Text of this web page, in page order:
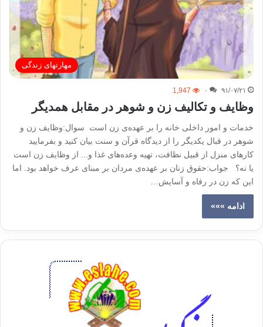
مهارتهای زندگی
۹۱/۰۷/۲۱ ۰ 1,947
وظایف و تکالیف زن و شوهر در مقابل همدیگر
خدمات و امور داخلی خانه را بر عهده‌ی زن است سوال:وظایف زن و
شوهر در قبال یکدیگر را از دیدگاه قرآن و سنت بیان کنید و بفرمایید
کارهای منزل از قبیل نظافت، تهیه وعده‌های غذا و... از وظایف زن است
یا نه؟ جواب:حقوق زنان بر عهده‌ی مردان بر مبنای عرف خواهد بود. اما
این که زن در رفاه و آسایش…
ادامه »»»